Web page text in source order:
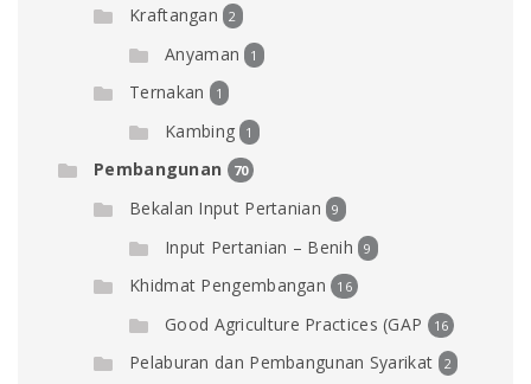
Kraftangan 2
Anyaman 1
Ternakan 1
Kambing 1
Pembangunan 70
Bekalan Input Pertanian 9
Input Pertanian – Benih 9
Khidmat Pengembangan 16
Good Agriculture Practices (GAP 16
Pelaburan dan Pembangunan Syarikat 2